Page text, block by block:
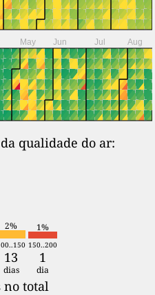
May Jun Jul Aug
qualidade do ar:
2% 1%
150..200
13 1
dias dia
no total